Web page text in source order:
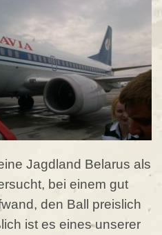
Jagdland Belarus als
bei einem gut
den Ball preislich
ist es eines unserer